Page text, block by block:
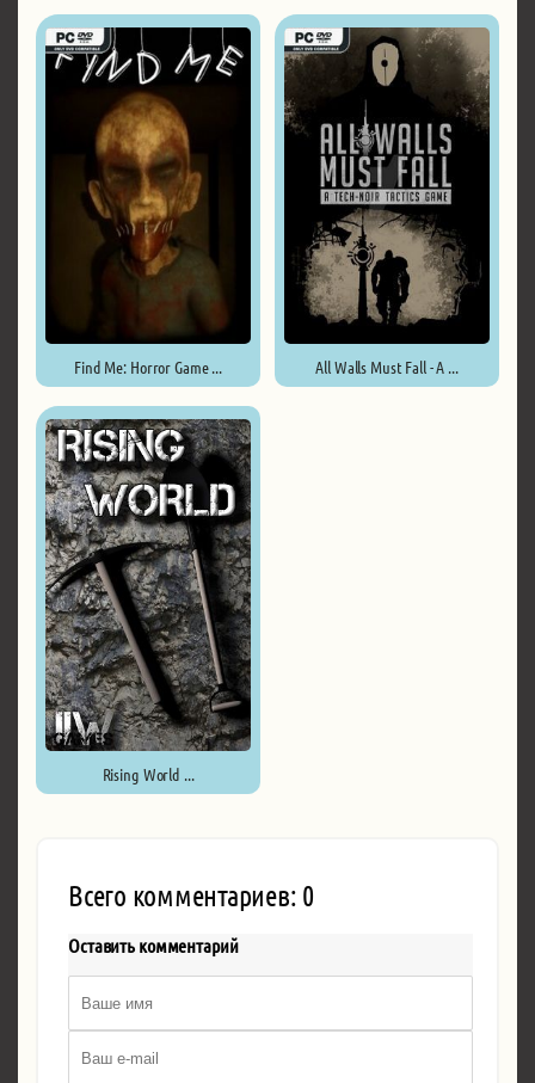
Find Me: Horror Game ... All Walls Must Fall - A ...
Rising World ...
Всего комментариев: 0
Оставить комментарий